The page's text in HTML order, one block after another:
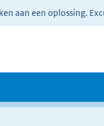
aan een oplossing.